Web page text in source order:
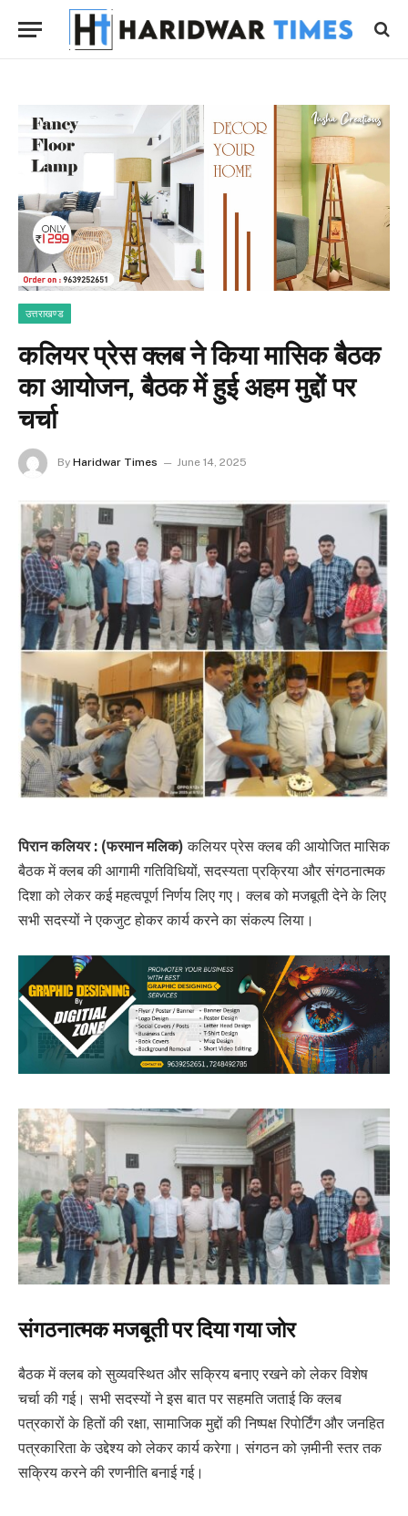
उत्तराखण्ड
कलियर प्रेस क्लब ने किया मासिक बैठक
का आयोजन, बैठक में हुई अहम मुद्दों पर
चर्चा
By Haridwar Times June 14, 2025
पिरान कलियर : (फरमान मलिक)कलियर प्रेस क्लब की आयोजित मासिक
बैठक में क्लब की आगामी गतिविधियों, सदस्यता प्रक्रिया और संगठनात्मक
दिशा को लेकर कई महत्वपूर्ण निर्णय लिए गए। क्लब को मजबूती देने के लिए
सभी सदस्यों ने एकजुट होकर कार्य करने का संकल्प लिया।
संगठनात्मक मजबूती पर दिया गया जोर
बैठक में क्लब को सुव्यवस्थित और सक्रिय बनाए रखने को लेकर विशेष
चर्चा की गई। सभी सदस्यों ने इस बात पर सहमति जताई कि क्लब
पत्रकारों के हितों की रक्षा, सामाजिक मुद्दों की निष्पक्ष रिपोर्टिंग और जनहित
पत्रकारिता के उद्देश्य को लेकर कार्य करेगा। संगठन को ज़मीनी स्तर तक
सक्रिय करने की रणनीति बनाई गई।